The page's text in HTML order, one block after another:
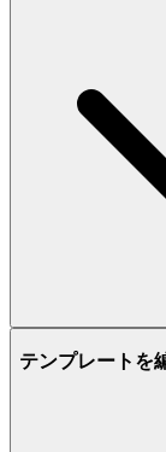
テンプレートを